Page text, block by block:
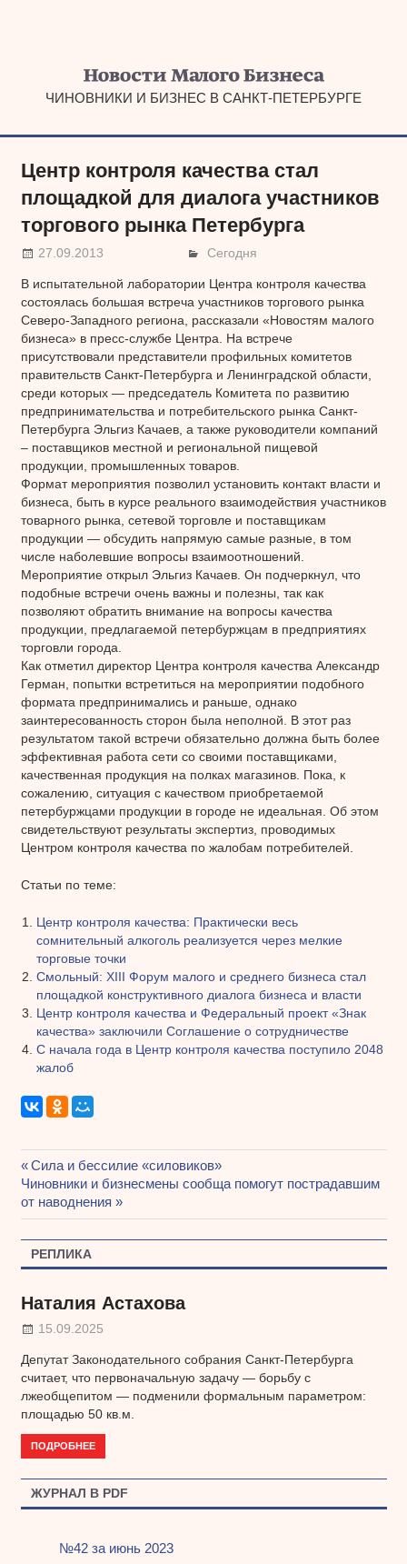
ЧИНОВНИКИ И БИЗНЕС В САНКТ-ПЕТЕРБУРГЕ
Центр контроля качества стал
площадкой для диалога участников
торгового рынка Петербурга
27.09.2013 Сегодня
В испытательной лаборатории Центра контроля качества
состоялась большая встреча участников торгового рынка
Северо-Западного региона, рассказали «Новостям малого
бизнеса» в пресс-службе Центра. На встрече
присутствовали представители профильных комитетов
правительств Санкт-Петербурга и Ленинградской области,
среди которых — председатель Комитета по развитию
предпринимательства и потребительского рынка Санкт-
Петербурга Эльгиз Качаев, а также руководители компаний
– поставщиков местной и региональной пищевой
продукции, промышленных товаров.
Формат мероприятия позволил установить контакт власти и
бизнеса, быть в курсе реального взаимодействия участников
товарного рынка, сетевой торговле и поставщикам
продукции — обсудить напрямую самые разные, в том
числе наболевшие вопросы взаимоотношений.
Мероприятие открыл Эльгиз Качаев. Он подчеркнул, что
подобные встречи очень важны и полезны, так как
позволяют обратить внимание на вопросы качества
продукции, предлагаемой петербуржцам в предприятиях
торговли города.
Как отметил директор Центра контроля качества Александр
Герман, попытки встретиться на мероприятии подобного
формата предпринимались и раньше, однако
заинтересованность сторон была неполной. В этот раз
результатом такой встречи обязательно должна быть более
эффективная работа сети со своими поставщиками,
качественная продукция на полках магазинов. Пока, к
сожалению, ситуация с качеством приобретаемой
петербуржцами продукции в городе не идеальная. Об этом
свидетельствуют результаты экспертиз, проводимых
Центром контроля качества по жалобам потребителей.
Статьи по теме:
Центр контроля качества: Практически весь
сомнительный алкоголь реализуется через мелкие
торговые точки
Смольный: XIII Форум малого и среднего бизнеса стал
площадкой конструктивного диалога бизнеса и власти
Центр контроля качества и Федеральный проект «Знак
качества» заключили Соглашение о сотрудничестве
С начала года в Центр контроля качества поступило 2048
жалоб
Навигация
по
записям
Предыдущая
запись:
Сила и бессилие «силовиков»
Следующая
запись:
Чиновники и бизнесмены сообща помогут пострадавшим
от наводнения
РЕПЛИКА
Наталия Астахова
15.09.2025
Депутат Законодательного собрания Санкт-Петербурга
считает, что первоначальную задачу — борьбу с
лжеобщепитом — подменили формальным параметром:
площадью 50 кв.м.
ПОДРОБНЕЕ
ЖУРНАЛ В PDF
№42 за июнь 2023